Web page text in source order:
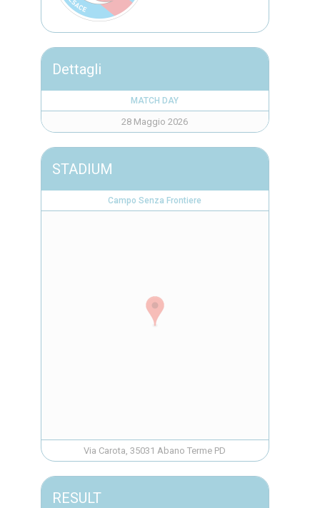
Dettagli
MATCH DAY
28 Maggio 2026
STADIUM
Campo Senza Frontiere
Via Carota, 35031 Abano Terme PD
RESULT